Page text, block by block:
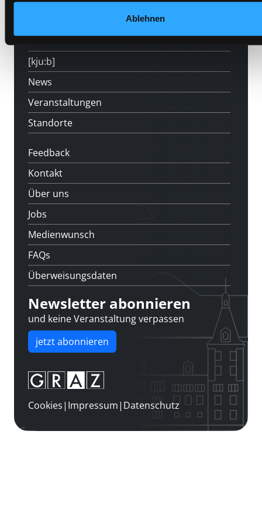
Ablehnen
[kju:b]
News
Veranstaltungen
Standorte
Feedback
Kontakt
Über uns
Jobs
Medienwunsch
FAQs
Überweisungsdaten
Newsletter abonnieren
und keine Veranstaltung verpassen
jetzt abonnieren
Cookies| Impressum| Datenschutz